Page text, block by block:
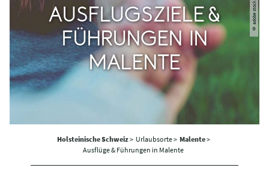
© adobe stock
AUSFLUGSZIELE &
FÜHRUNGEN IN
MALENTE
Holsteinische Schweiz> Urlaubsorte > Malente>
Ausflüge & Führungen in Malente